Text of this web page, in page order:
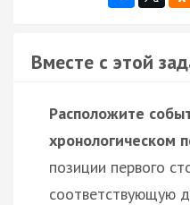
Вместе с этой
Расположите
хронологическом
позиции первого
соответствующую